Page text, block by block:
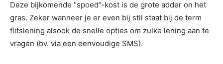
Deze bijkomende “spoed”-kost is de grote adder on het
gras. Zeker wanneer je er even bij stil staat bij de term
flitslening alsook de snelle opties om zulke lening aan te
vragen (bv. via een eenvoudige SMS).